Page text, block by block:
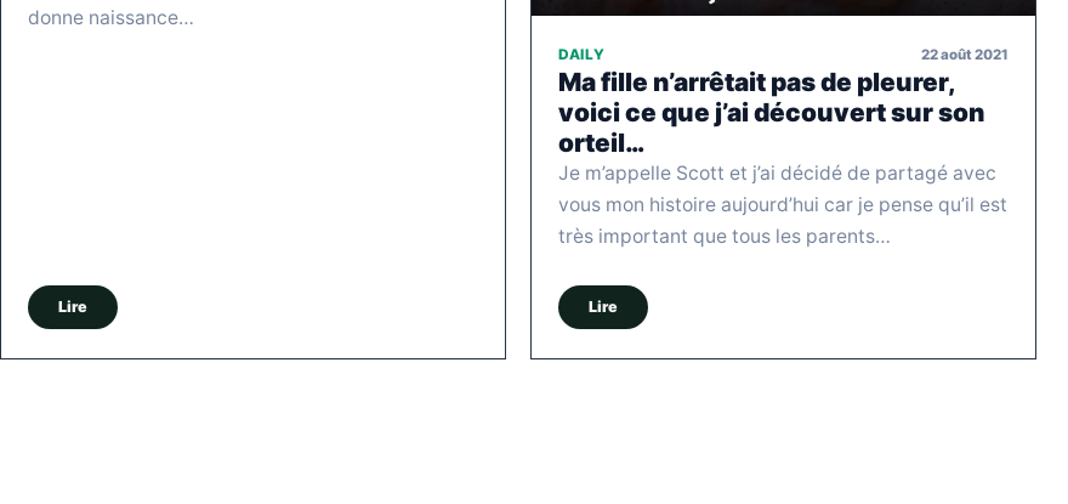
donne naissance…
Lire
DAILY 22 août 2021
Ma fille n’arrêtait pas de pleurer,
voici ce que j’ai découvert sur son
orteil…
Je m’appelle Scott et j’ai décidé de partagé avec
vous mon histoire aujourd’hui car je pense qu’il est
très important que tous les parents…
Lire